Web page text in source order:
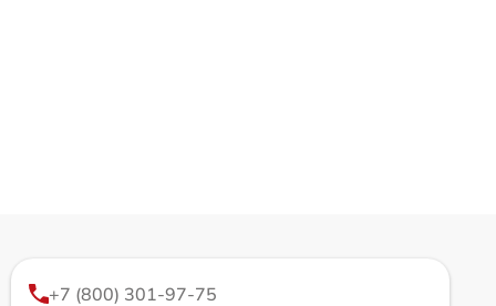
+7 (800) 301-97-75